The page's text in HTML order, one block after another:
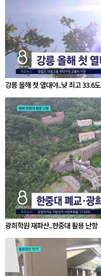
강릉 올해 첫 열대야..낮 최고 33.6도
광희학원 재파산..한중대 활용 난항